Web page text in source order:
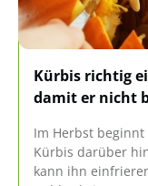
Kürbis richtig
damit er nicht
Im Herbst
Kürbis darüber
kann ihn